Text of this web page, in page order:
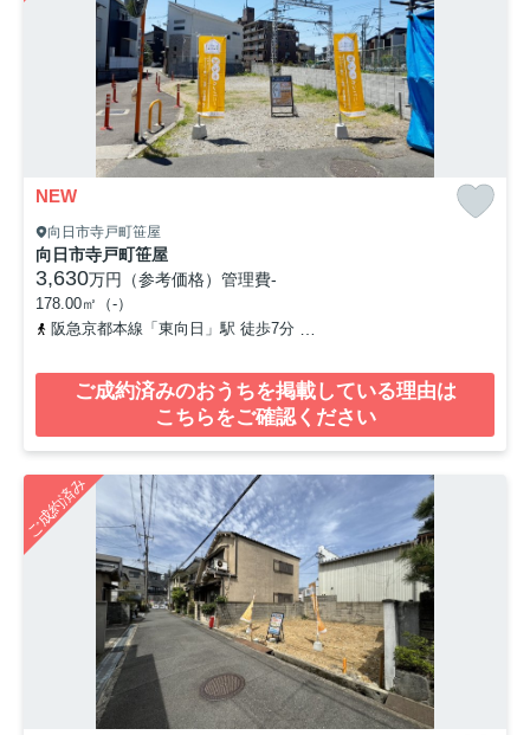
NEW
向日市寺戸町笹屋
向日市寺戸町笹屋
3,630万円（参考価格） 管理費-
178.00㎡（-）
阪急京都本線「東向日」駅 徒歩7分
ご成約済みのおうちを掲載している理由は
こちらをご確認ください
ご成約済み